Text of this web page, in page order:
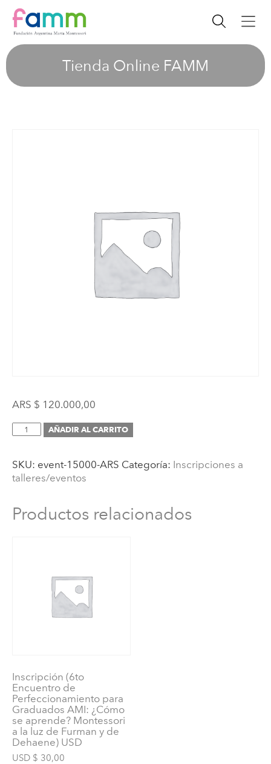
Tienda Online FAMM
ARS $ 120.000,00
Inscripción
de
Asistente
de
3
CÓRDOBA)
AÑADIR AL CARRITO
SKU: event-15000-ARS Categoría: Inscripciones a
talleres/eventos
Productos relacionados
Inscripción (6to
Encuentro de
Perfeccionamiento para
Graduados AMI: ¿Cómo
se aprende? Montessori
a la luz de Furman y de
Dehaene) USD
USD $ 30,00